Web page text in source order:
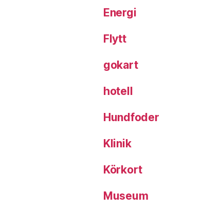
Energi
Flytt
gokart
hotell
Hundfoder
Klinik
Körkort
Museum